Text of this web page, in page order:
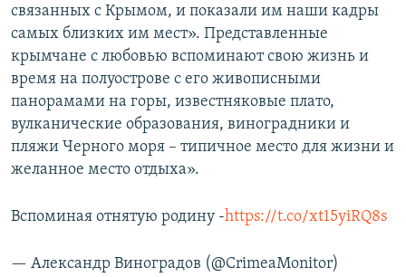
связанных с Крымом, и показали им наши кадры
самых близких им мест». Представленные
крымчане с любовью вспоминают свою жизнь и
время на полуострове с его живописными
панорамами на горы, известняковые плато,
вулканические образования, виноградники и
пляжи Черного моря – типичное место для жизни и
желанное место отдыха».
Вспоминая отнятую родину -https://t.co/xt15yiRQ8s
— Александр Виноградов (@CrimeaMonitor)